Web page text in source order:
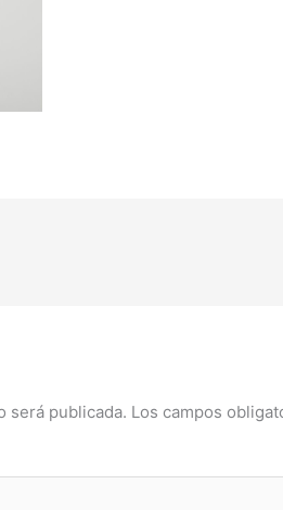
será publicada. Los campos